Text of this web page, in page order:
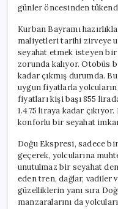
günler öncesinden
Kurban Bayramı
maliyetleri tarihi zirveye
seyahat etmek isteyen
zorunda kalıyor. Otobüs
kadar çıkmış durumda.
uygun fiyatlarla
fiyatları kişi başı 855
1.475 liraya kadar
konforlu bir seyahat
Doğu Ekspresi, sadece
geçerek, yolcularına
unutulmaz bir seyahat
eden tren, dağlar, vadiler
güzelliklerin yanı sıra
manzaralarını da